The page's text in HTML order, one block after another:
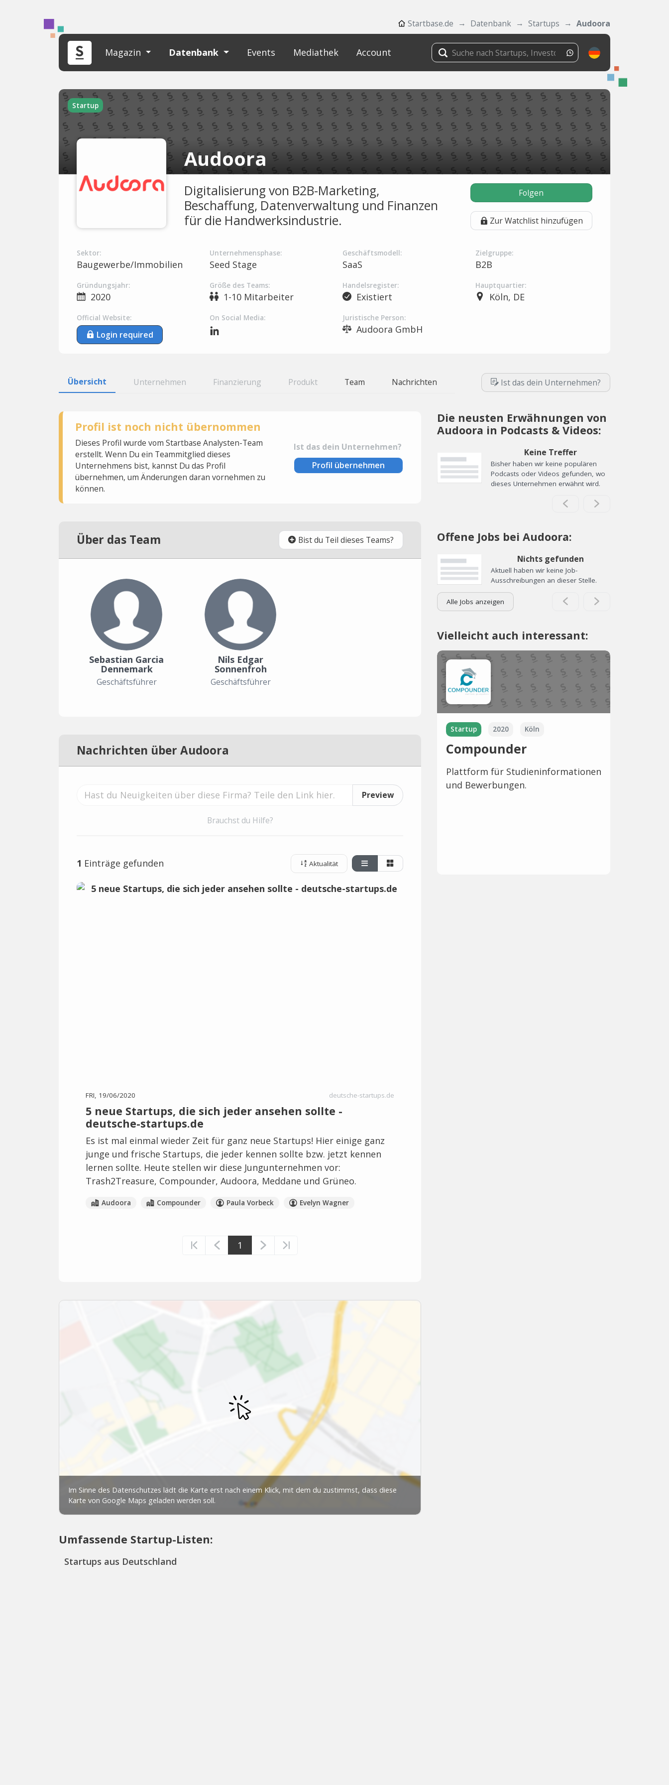
Startbase.de Datenbank Startups Audoora
Magazin Datenbank Events Mediathek Account
Startup
Audoora
Digitalisierung von B2B-Marketing,
Beschaffung, Datenverwaltung und Finanzen
für die Handwerksindustrie.
Folgen
Zur Watchlist hinzufügen
Sektor:
Baugewerbe/Immobilien
Unternehmensphase:
Seed Stage
Geschäftsmodell:
SaaS
Zielgruppe:
B2B
Gründungsjahr:
2020
Größe des Teams:
1-10 Mitarbeiter
Handelsregister:
Existiert
Hauptquartier:
Köln, DE
Official Website:
Login required
On Social Media: Juristische Person:
Audoora GmbH
Übersicht Unternehmen Finanzierung Produkt Team Nachrichten Ist das dein Unternehmen?
Profil ist noch nicht übernommen
Dieses Profil wurde vom Startbase Analysten-Team
erstellt. Wenn Du ein Teammitglied dieses
Unternehmens bist, kannst Du das Profil
übernehmen, um Änderungen daran vornehmen zu
können.
Ist das dein Unternehmen?
Profil übernehmen
Über das Team Bist du Teil dieses Teams?
Sebastian Garcia
Dennemark
Geschäftsführer
Nils Edgar
Sonnenfroh
Geschäftsführer
Nachrichten über Audoora
Preview
Brauchst du Hilfe?
1 Einträge gefunden Aktualität
FRI, 19/06/2020 deutsche-startups.de
5 neue Startups, die sich jeder ansehen sollte -
deutsche-startups.de
Es ist mal einmal wieder Zeit für ganz neue Startups! Hier einige ganz
junge und frische Startups, die jeder kennen sollte bzw. jetzt kennen
lernen sollte. Heute stellen wir diese Jungunternehmen vor:
Trash2Treasure, Compounder, Audoora, Meddane und Grüneo.
Audoora Compounder Paula Vorbeck Evelyn Wagner
1
Umfassende Startup-Listen:
Startups aus Deutschland
Die neusten Erwähnungen von
Audoora in Podcasts & Videos:
Keine Treffer
Bisher haben wir keine populären
Podcasts oder Videos gefunden, wo
dieses Unternehmen erwähnt wird.
Offene Jobs bei Audoora:
Nichts gefunden
Aktuell haben wir keine Job-
Ausschreibungen an dieser Stelle.
Alle Jobs anzeigen
Vielleicht auch interessant:
Startup 2020 Köln
Compounder
Plattform für Studieninformationen
und Bewerbungen.